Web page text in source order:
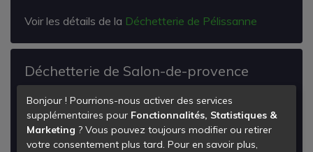
Voir les détails de la Déchetterie de Pélissanne
Déchetterie de Salon-de-provence
les Milanis
Route de Marseille
13300
Salon-de-Provence
Bonjour ! Pourrions-nous activer des services
supplémentaires pour Fonctionnalités, Statistiques &
Marketing ? Vous pouvez toujours modifier ou retirer
votre consentement plus tard. Pour en savoir plus,